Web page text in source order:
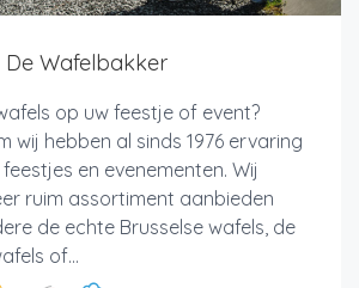
Wafelbakker
op uw feestje of event?
wij hebben al sinds 1976 ervaring
en evenementen. Wij
ruim assortiment aanbieden
de echte Brusselse wafels, de
of...